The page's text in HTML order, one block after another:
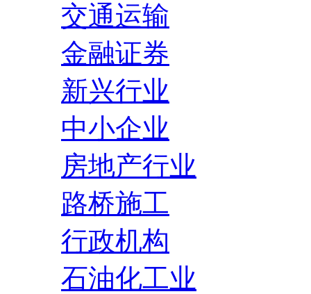
交通运输
金融证券
新兴行业
中小企业
房地产行业
路桥施工
行政机构
石油化工业